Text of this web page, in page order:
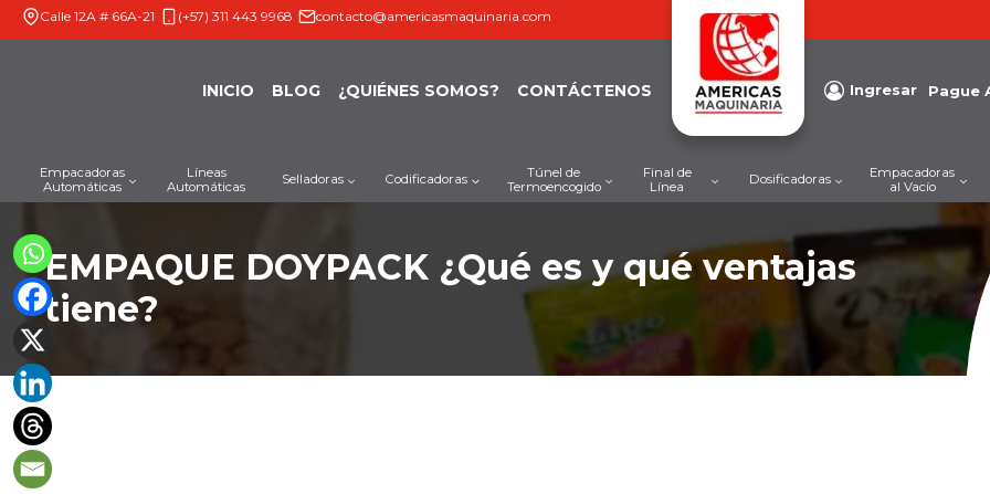
Saltar
al
Calle 12A # 66A-21 (+57) 311 443 9968 contacto@americasmaquinaria.com
INICIO BLOG ¿QUIÉNES SOMOS? CONTÁCTENOS Ingresar Pague
Empacadoras
Automáticas
Líneas
Automáticas
Selladoras Codificadoras
Túnel de
Termoencogido
Final de
Línea
Dosificadoras
Empacadoras
al Vacío
EMPAQUE DOYPACK ¿Qué es y qué ventajas
tiene?